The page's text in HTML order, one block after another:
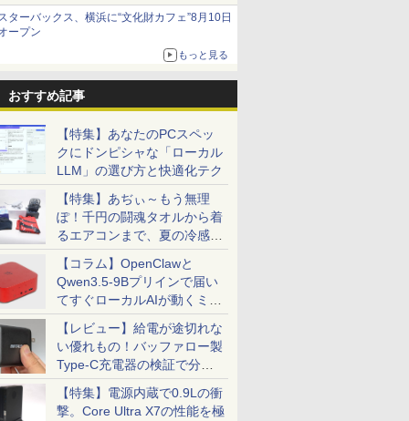
選無効分
ターバックス、横浜に“文化財カフェ”8月10日
ープン
もっと見る
おすすめ記事
【特集】あなたのPCスペッ
クにドンピシャな「ローカル
LLM」の選び方と快適化テク
【特集】あぢぃ～もう無理
ぽ！千円の闘魂タオルから着
るエアコンまで、夏の冷感グ
ッズ一挙紹介
【コラム】OpenClawと
Qwen3.5-9Bプリインで届い
てすぐローカルAIが動くミニ
PC「SER9 Pro」
【レビュー】給電が途切れな
い優れもの！バッファロー製
Type-C充電器の検証で分か
ったこと
【特集】電源内蔵で0.9Lの衝
撃。Core Ultra X7の性能を極
727
7 8